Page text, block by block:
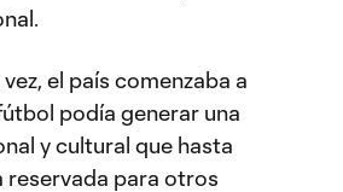
el país comenzaba a
podía generar una
y cultural que hasta
reservada para otros